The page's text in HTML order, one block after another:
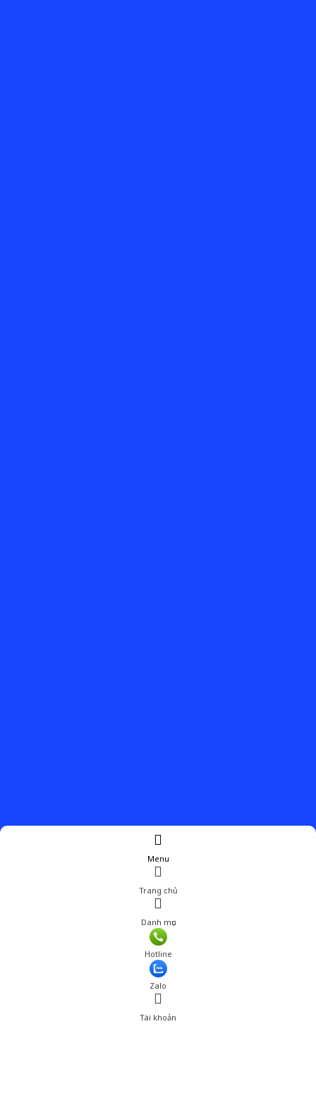
Menu
Trang chủ
Danh mục
Hotline
Zalo
Tài khoản